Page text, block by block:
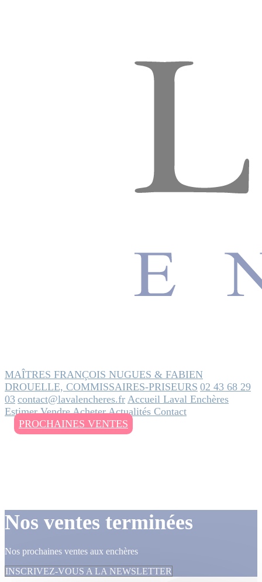
MAÎTRES FRANÇOIS NUGUES & FABIEN
DROUELLE, COMMISSAIRES-PRISEURS 02 43 68 29
03 contact@lavalencheres.fr Accueil Laval Enchères
EstimerVendreAcheterActualités Contact
PROCHAINES VENTES
Nos ventes terminées
Nos prochaines ventes aux enchères
INSCRIVEZ-VOUS A LA NEWSLETTER